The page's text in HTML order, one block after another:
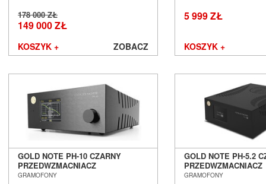
178 000 ZŁ
149 000 ZŁ
KOSZYK + ZOBACZ
5 999 ZŁ
KOSZYK +
GOLD NOTE PH-10 CZARNY
PRZEDWZMACNIACZ
GRAMOFONOWY SALON POZNAŃ
GRAMOFONY
GOLD NOTE PH-5.2
PRZEDWZMACNIACZ
GRAMOFONOWY
GRAMOFONY